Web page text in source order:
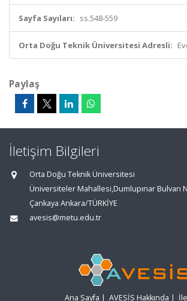
Sayfa Sayıları: ss.548-559
Orta Doğu Teknik Üniversitesi Adresli:
Paylaş
İletişim Bilgileri
Orta Doğu Teknik Üniversitesi
Üniversiteler Mahallesi,Dumlupınar Bulvarı
Çankaya Ankara/TÜRKİYE
avesis@metu.edu.tr
Ana Sayfa | AVESİS Hakkında |